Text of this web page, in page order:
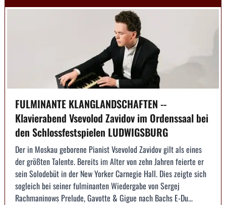
FULMINANTE KLANGLANDSCHAFTEN --
Klavierabend Vsevolod Zavidov im Ordenssaal bei
den Schlossfestspielen LUDWIGSBURG
Der in Moskau geborene Pianist Vsevolod Zavidov gilt als eines
der größten Talente. Bereits im Alter von zehn Jahren feierte er
sein Solodebüt in der New Yorker Carnegie Hall. Dies zeigte sich
sogleich bei seiner fulminanten Wiedergabe von Sergej
Rachmaninows Prelude, Gavotte & Gigue nach Bachs E-Du...